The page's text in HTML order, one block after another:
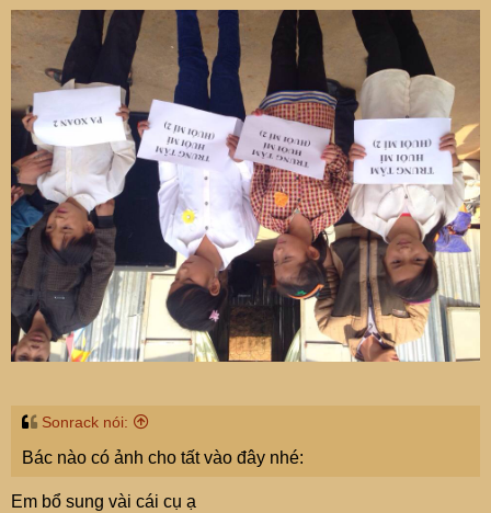
Sonrack nói:
Bác nào có ảnh cho tất vào đây nhé:
Em bổ sung vài cái cụ ạ